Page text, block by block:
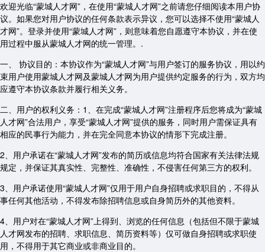
欢迎光临“蒙城人才网”，在使用“蒙城人才网”之前请您仔细阅读本用户协
议。如果您对用户协议的任何条款表示异议，您可以选择不使用“蒙城人
才网”。登录并使用“蒙城人才网”，则意味着您自愿遵守本协议，并在使
用过程中服从蒙城人才网的统一管理。.
一、 协议目的：本协议作为“蒙城人才网”与用户签订的服务协议，用以约
束用户使用蒙城人才网及蒙城人才网为用户提供约定服务的行为，双方均
应遵守本协议条款并履行相关义务。
二、用户的权利义务：1、在完成“蒙城人才网”注册程序后您将成为“蒙城
人才网”合法用户，享受“蒙城人才网”提供的服务，同时用户需保证具有
相应的民事行为能力，并在完全同意本协议的情形下完成注册。
2、用户承诺在“蒙城人才网”发布的简历或信息均符合国家有关法律法规
规定，并保证其真实性、完整性、准确性，不侵害任何第三方的权利。
3、用户承诺使用“蒙城人才网”仅用于用户自身招聘或求职目的，不得从
事任何其他活动，不得发布除招聘信息或自身简历外的其他资料。
4、用户对在“蒙城人才网”上得到、浏览的任何信息（包括但不限于蒙城
人才网发布的招聘、求职信息、简历资料等）仅可做自身招聘或求职使
用，不得用于其它商业或非商业目的。